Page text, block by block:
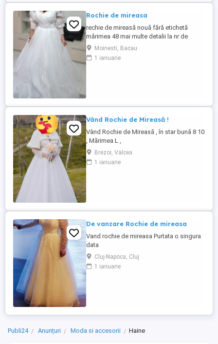
Rochie de mireasa
rechie de mireasă nouă fără etichetă
mărimea 48 mai multe detalii la nr de
telefonMoinesti, Bacau
1 ianuarie
Vând Rochie de Mireasă !
Vând Rochie de Mireasă , în star bună 8 10
, Mărimea L ,
Brezoi, Valcea
1 ianuarie
De vanzare Rochie de mireasa
Vand rochie de mireasa Purtata o singura
data
Cluj-Napoca, Cluj
1 ianuarie
Publi24 Anunțuri Moda si accesorii Haine